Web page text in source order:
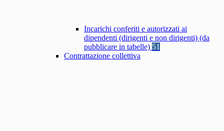
Incarichi conferiti e autorizzati ai
dipendenti (dirigenti e non dirigenti) (da
pubblicare in tabelle) 51
Contrattazione collettiva